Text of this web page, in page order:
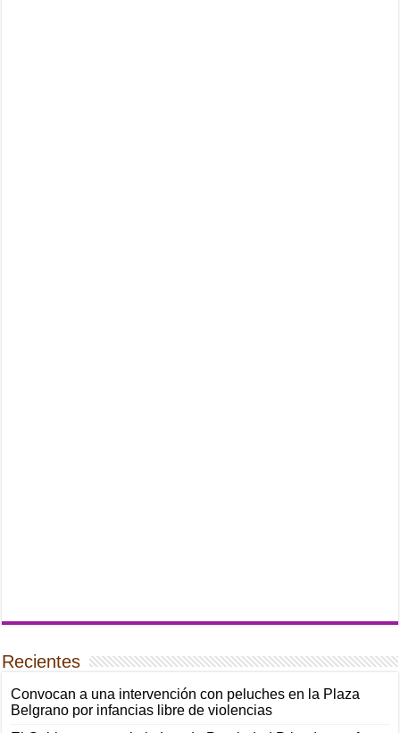
Recientes
Convocan a una intervención con peluches en la Plaza
Belgrano por infancias libre de violencias